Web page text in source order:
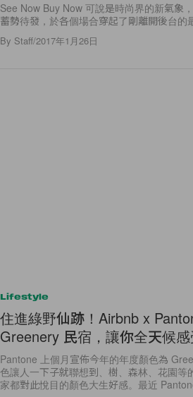
See Now Buy Now 可說是時尚界的新氣象
蓄勢待發，於各個場合穿起了剛離開後台的
By Staff/2017年1月26日
Lifestyle
住進綠野仙跡！Airbnb x
Greenery 民宿，讓你全天候感
Pantone 上個月宣佈今年的年度顏色為
色讓人一下子就聯想到、樹、森林、花園等
家都對此悅目的顏色大生好感。最近